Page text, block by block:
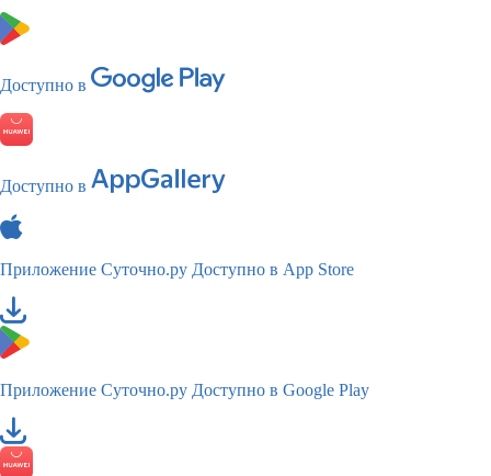
Доступно в
Доступно в
Приложение Суточно.ру Доступно в App Store
Приложение Суточно.ру Доступно в Google Play